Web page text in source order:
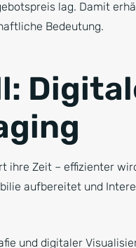
lag. Damit
Bedeutung.
ihre Zeit – effizienter
aufbereitet und
und digitaler